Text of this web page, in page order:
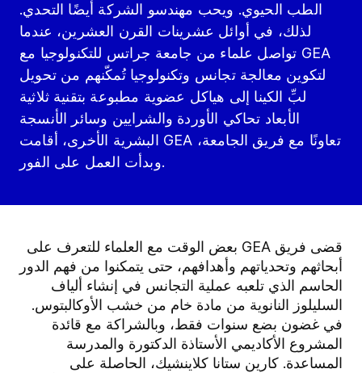
الطب الحيوي. ويحب مهندسو الشركة أيضًا التحدي.
لذلك، في أوائل عشرينات القرن العشرين، عندما
تواصل علماء من جامعة جراتس للتكنولوجيا مع GEA
لتكوين معالجة تجانس وتكنولوجيا تُمكّنهم من تحويل
لبِّ الكينا إلى هياكل عضوية مطبوعة بتقنية ثلاثية
الأبعاد تحاكي الأوردة والشرايين وسائر الأنسجة
البشرية الأخرى، أقامت GEA تعاونًا مع فريق الجامعة،
وبدأت العمل على الفور.
قضى فريق GEA بعض الوقت مع العلماء للتعرف على
أبحاثهم وتحدياتهم وأهدافهم، حتى يتمكنوا من فهم الدور
الحاسم الذي تلعبه عملية التجانس في إنشاء ألياف
السليلوز النانوية من مادة خام من خشب الأوكالبتوس.
في غضون بضع سنوات فقط، وبالشراكة مع قائدة
المشروع الأكاديمي الأستاذة الدكتورة والمدرسة
المساعدة. كارين ستانا كلاينشيك، الحاصلة على